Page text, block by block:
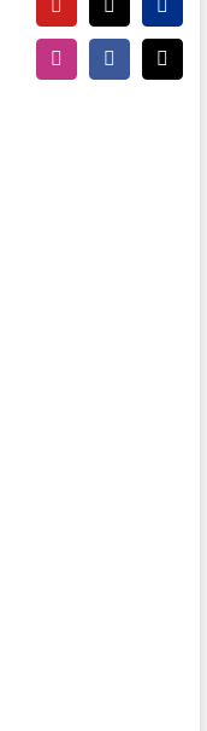
YouTubeTiktokPayPal
InstagramFacebook
E-
Mail